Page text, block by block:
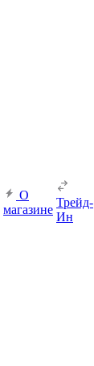
О
магазине
Трейд-
Ин